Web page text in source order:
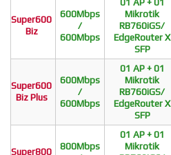
Super600
Biz
600Mbps
/
600Mbps
Mikrotik
RB760iGS/
EdgeRouter X
SFP
Super600
Biz Plus
600Mbps
/
600Mbps
01 AP + 01
Mikrotik
RB760iGS/
EdgeRouter X
SFP
Super800
800Mbps
01 AP + 01
Mikrotik